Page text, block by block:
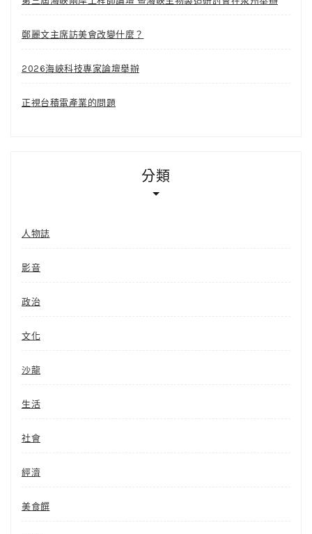
鄭麗文主席訪美會改變什麼？
2026海峽科技專家論壇舉辦
正視台積電產業的問題
分類
人物誌
影音
政治
文化
沙龍
生活
社會
經濟
美食饌